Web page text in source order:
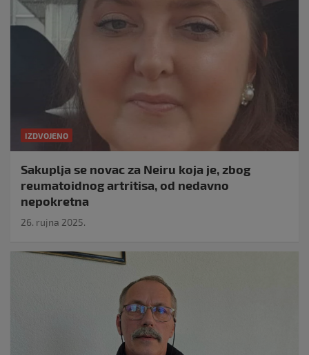
IZDVOJENO
Sakuplja se novac za Neiru koja je, zbog
reumatoidnog artritisa, od nedavno
nepokretna
26. rujna 2025.